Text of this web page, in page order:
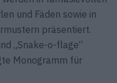
und Fäden sowie in
präsentiert.
„Snake-o-flage“
Monogramm für